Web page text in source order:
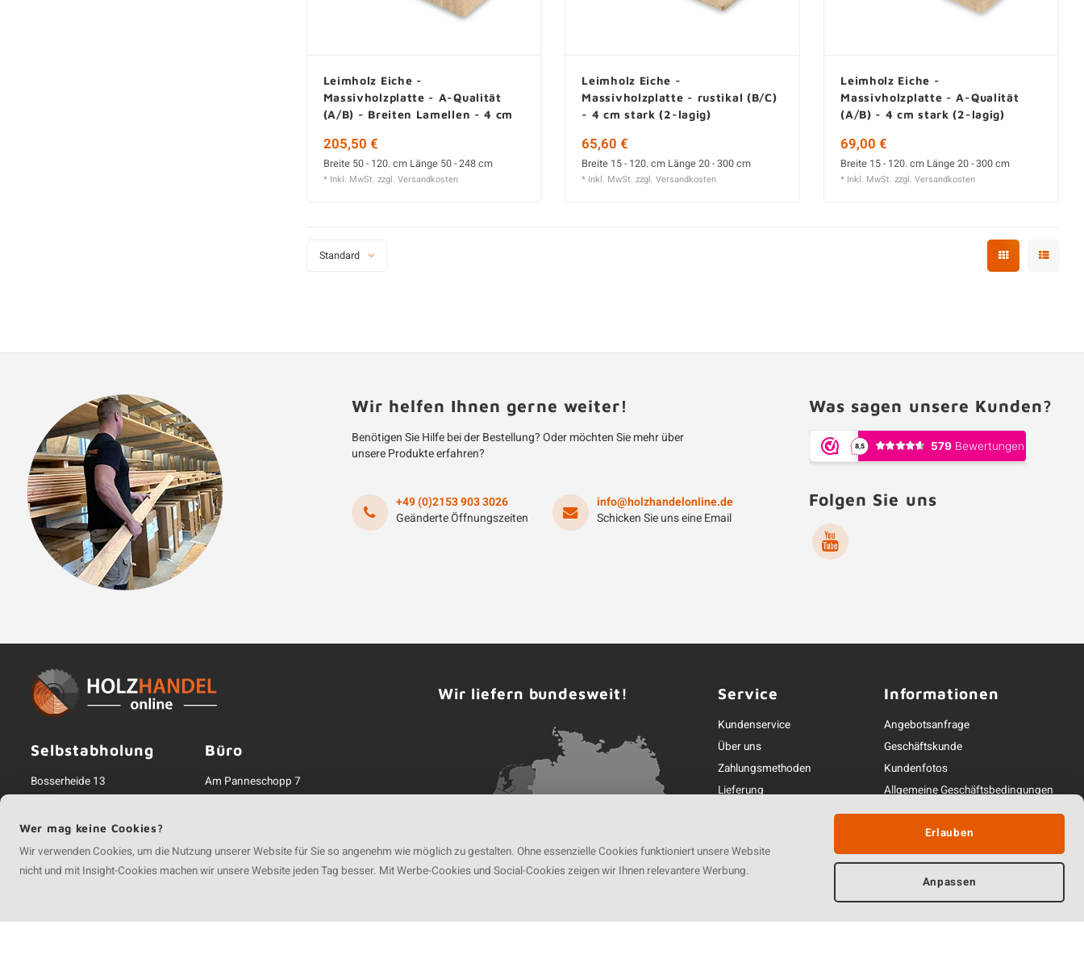
Leimholz Eiche -
Massivholzplatte - A-Qualität
(A/B) - Breiten Lamellen - 4 cm
205,50 €
Breite 50 - 120. cm Länge 50 - 248 cm
* Inkl. MwSt. zzgl. Versandkosten
Leimholz Eiche -
Massivholzplatte - rustikal (B/C)
- 4 cm stark (2-lagig)
65,60 €
Breite 15 - 120. cm Länge 20 - 300 cm
* Inkl. MwSt. zzgl.Versandkosten
Leimholz Eiche -
Massivholzplatte - A-Qualität
(A/B) - 4 cm stark (2-lagig)
69,00 €
Breite 15 - 120. cm Länge 20 - 300 cm
* Inkl. MwSt. zzgl.Versandkosten
Standard
Wir helfen Ihnen gerne weiter!
Benötigen Sie Hilfe bei der Bestellung? Oder möchten Sie mehr über
unsere Produkte erfahren?
+49 (0)2153 903 3026
Geänderte Öffnungszeiten
info@holzhandelonline.de
Schicken Sie uns eine Email
Was sagen unsere Kunden?
Folgen Sie uns
Selbstabholung
Bosserheide 13
Niederlande
+49 (0)2153 903 3026
info@holzhandelonline.de
Büro
Am Panneschopp 7
IBANDE79 3147 0024 0020 6235 00
Register-Nr.HRB 17912
Wir liefern bundesweit! Service
Kundenservice
Über uns
Zahlungsmethoden
Lieferung
Widerrufsrecht
Beschwerdebearbeitung
Kontakt und Erreichbarkeit
Informationen
Angebotsanfrage
Geschäftskunde
Kundenfotos
Allgemeine Geschäftsbedingungen
Urheberrechte
Datenschutzerklärung
Impressum
Linkpartners
Wer mag keine Cookies?
Wir verwenden Cookies, um die Nutzung unserer Website für Sie so angenehm wie möglich zu gestalten. Ohne essenzielle Cookies funktioniert unsere Website
nicht und mit Insight-Cookies machen wir unsere Website jeden Tag besser. Mit Werbe-Cookies und Social-Cookies zeigen wir Ihnen relevantere Werbung.
Erlauben
Anpassen